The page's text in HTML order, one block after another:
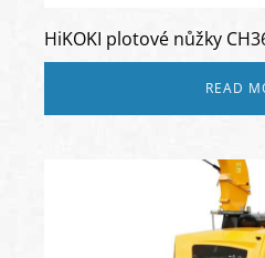
HiKOKI plotové nůžky
READ